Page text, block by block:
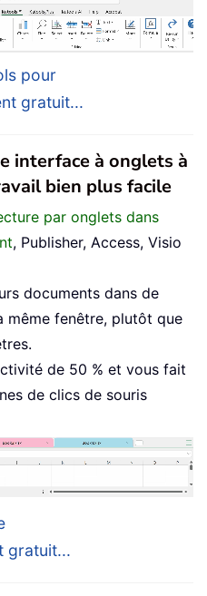
pour
gratuit...
interface à onglets à
bien plus facile
par onglets dans
, Publisher, Access, Visio
documents dans de
même fenêtre, plutôt que
de 50 % et vous fait
de clics de souris
gratuit...